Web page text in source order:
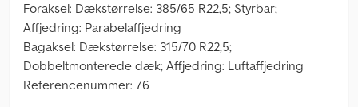
Foraksel: Dækstørrelse: 385/65 R22,5; Styrbar;
Affjedring: Parabelaffjedring
Bagaksel: Dækstørrelse: 315/70 R22,5;
Dobbeltmonterede dæk; Affjedring: Luftaffjedring
Referencenummer: 76